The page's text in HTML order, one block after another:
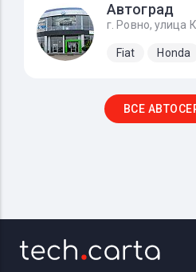
Автоград
г. Ровно, улица
Fiat Honda
ВСЕ